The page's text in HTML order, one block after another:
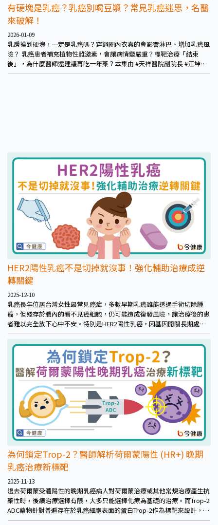
有硬塊是乳癌？乳癌別喝豆漿？常見乳癌迷思，名醫
來破解！
2026-01-09
乳房摸到硬塊，一定是乳癌嗎？穿鋼圈內衣真的會影響淋巴、增加乳癌風
險？ 乳癌患者補充植物性雌激素，會讓病情變嚴重？標靶治療「結束
後」，為什麼醫師還建議再吃一年藥？本集由 #天祥醫院副院長 #江坤俊
醫師帶大家一次破解最常見、也最容易被誤解的乳房與乳癌迷思，從日常
HER2陽性乳癌不是切掉就沒事！強化輔助治療成逆
轉關鍵
2025-12-10
乳癌長年位居台灣女性最常見癌症，多數早期乳癌雖能透過手術切除腫
瘤，但殘存於體內的看不見癌細胞，仍可能造成復發風險，讓治療後的患
者難以完全放下心中不安。特別是HER2陽性乳癌，因基因開關長期處於
活躍狀態，過去常在術後一年半至兩年半就復發，被視為復發速度快、轉
移風險高的亞型。
為何鎖定Trop-2？醫師解析荷爾蒙陽性 (HR+) 晚期
乳癌治療新標靶
2025-11-13
過去荷爾蒙受體陽性的晚期乳癌病人對荷爾蒙治療或其他常規治療產生抗
藥性時，後續治療選擇有限，大多只能選擇化療為基礎的治療。而Trop-2
ADC藥物針對普遍存在於乳癌細胞表面的蛋白Trop-2作為標靶來設計，將
高強度化療藥物精準送入癌細胞內部，為治療帶來新希望。